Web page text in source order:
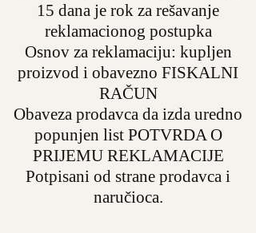
15 dana je rok za rešavanje
reklamacionog postupka
Osnov za reklamaciju: kupljen
proizvod i obavezno FISKALNI
RAČUN
Obaveza prodavca da izda uredno
popunjen list POTVRDA O
PRIJEMU REKLAMACIJE
Potpisani od strane prodavca i
naručioca.